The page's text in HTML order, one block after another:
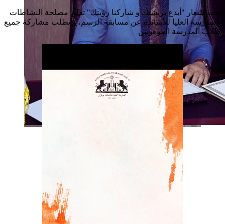
تحت شعار "أبدع بريشتك و شاركنا رؤيتك" تعلن مصلحة النشاطات
بالمدرسة العليا للأساتذة عن مسابقة الرسم، و تطلب مشاركة جميع
طلاب المدرسة الموهوبين